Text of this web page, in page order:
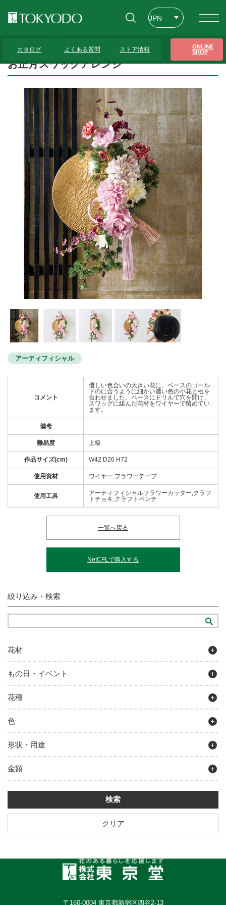
JPN
カタログ よくある質問 ストア情報
ONLINE
SHOP
お正月スワッグアレンジ
お正月スワッグアレンジ
アーティフィシャル
コメント
優しい色合いの大きい花に、ベースのゴール
ドのに合うように細かい濃い色の小花と松を
合わせました。ベースにドリルで穴を開け、
スワッグに組んだ花材をワイヤーで留めてい
ます。
備考
難易度 上級
作品サイズ(cm) W42 D20 H72
使用資材 ワイヤー,フラワーテープ
使用工具
アーティフィシャルフラワーカッター,クラフ
トチョキ,クラフトペンチ
一覧へ戻る
NetCFLで購入する
絞り込み・検索
花材
もの日・イベント
花種
色
形状・用途
金額
クリア
〒160-0004 東京都新宿区四谷2-13